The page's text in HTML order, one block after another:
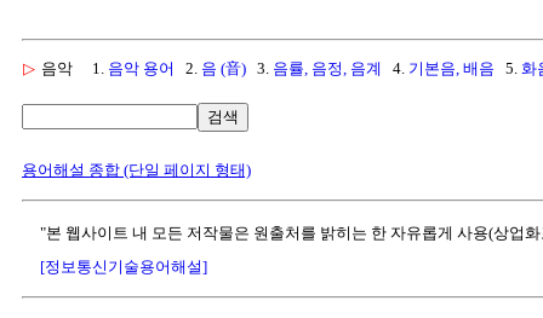
▷ 음악 1. 음악 용어 2. 음 (音) 3. 음률, 음정, 음계 4. 기본음, 배음 5. 화
검색
용어해설 종합 (단일 페이지 형태)
"본 웹사이트 내 모든 저작물은 원출처를 밝히는 한 자유롭게 사용(상업
[정보통신기술용어해설]